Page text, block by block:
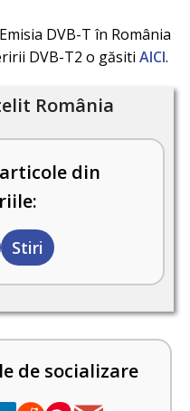
DVB-T în România
DVB-T2 o găsiti AICI.
România
din
Stiri
de socializare